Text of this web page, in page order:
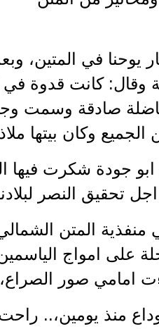
يوحنا في المتين،
وقال: كانت قدوة في
صادقة وسمت
وكان بيتها
ابو جودة شكرت فيها
تحقيق النصر
منفذية المتن
على امواج
امامي صور
منذ يومين،..